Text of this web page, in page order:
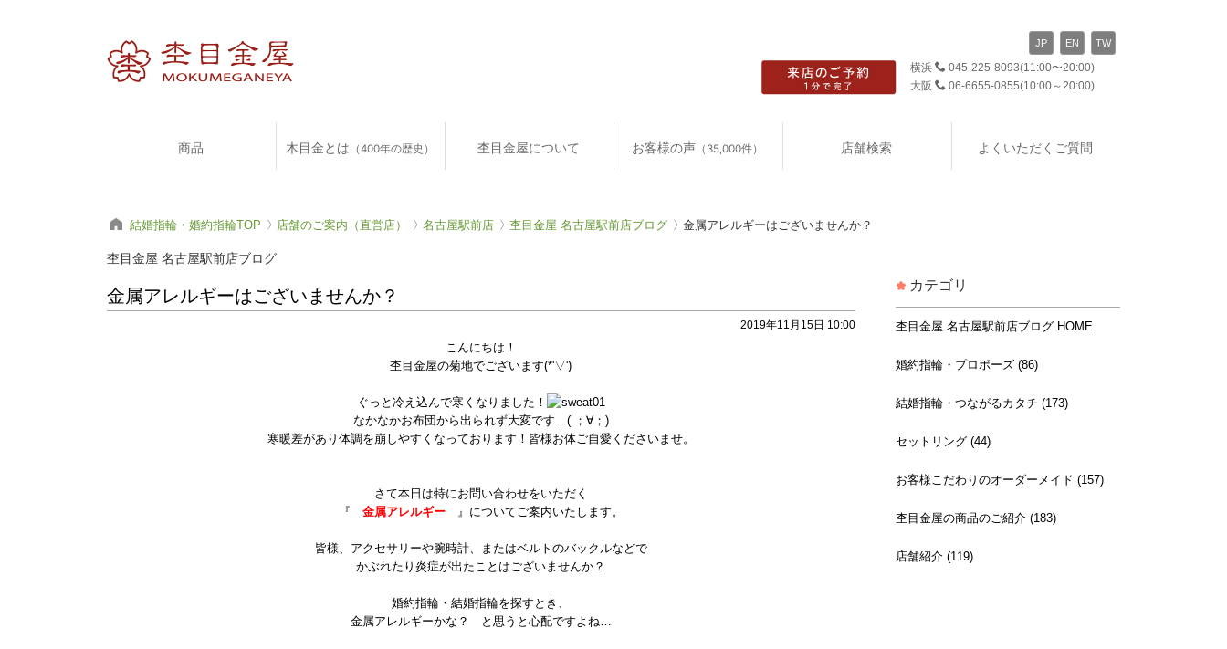
横浜 045-225-8093(11:00〜20:00)
大阪
06-6655-0855(10:00～20:00)
JP EN TW
商品 木目金とは （400年の歴史） 杢目金屋について お客様の声 （35,000件） 店舗検索 よくいただくご質問
結婚指輪・婚約指輪TOP 店舗のご案内（直営店） 名古屋駅前店 杢目金屋 名古屋駅前店ブログ 金属アレルギーはございませんか？
杢目金屋 名古屋駅前店ブログ
金属アレルギーはございませんか？
2019年11月15日 10:00
こんにちは！
杢目金屋の菊地でございます(*'▽')
ぐっと冷え込んで寒くなりました！
なかなかお布団から出られず大変です…( ；∀；)
寒暖差があり体調を崩しやすくなっております！皆様お体ご自愛くださいませ。
さて本日は特にお問い合わせをいただく
『 金属アレルギー』についてご案内いたします。
皆様、アクセサリーや腕時計、またはベルトのバックルなどで
かぶれたり炎症が出たことはございませんか？
婚約指輪・結婚指輪を探すとき、
金属アレルギーかな？ と思うと心配ですよね…
カテゴリ
杢目金屋 名古屋駅前店ブログ HOME
婚約指輪・プロポーズ (86)
結婚指輪・つながるカタチ (173)
セットリング (44)
お客様こだわりのオーダーメイド (157)
杢目金屋の商品のご紹介 (183)
店舗紹介 (119)